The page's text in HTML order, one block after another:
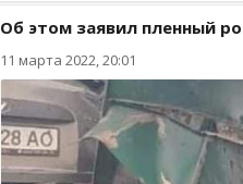
Об этом заявил пленный
11 марта 2022, 20:01